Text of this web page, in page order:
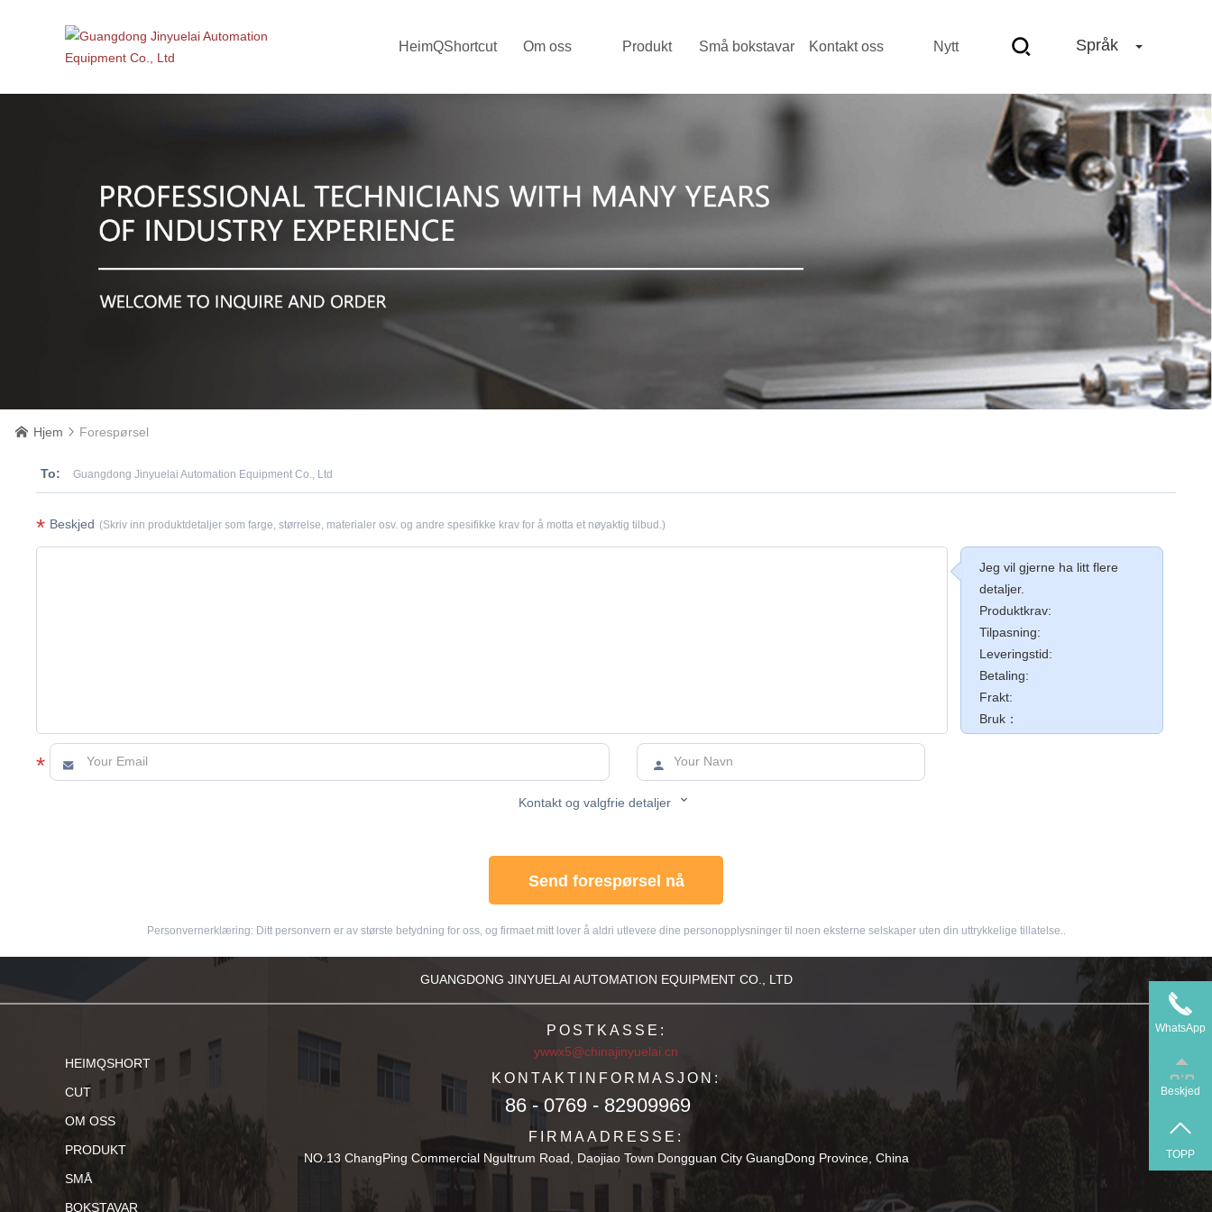
HeimQShortcut Om oss Produkt Små bokstavar Kontakt oss Nytt Språk
 Hjem  Forespørsel
To: Guangdong Jinyuelai Automation Equipment Co., Ltd
* Beskjed (Skriv inn produktdetaljer som farge, størrelse, materialer osv. og andre spesifikke krav for å motta et nøyaktig tilbud.)
Jeg vil gjerne ha litt flere
detaljer.
Produktkrav:
Tilpasning:
Leveringstid:
Betaling:
Frakt:
Bruk：
*  
Kontakt og valgfrie detaljer 
Send forespørsel nå
Personvernerklæring: Ditt personvern er av største betydning for oss, og firmaet mitt lover å aldri utlevere dine personopplysninger til noen eksterne selskaper uten din uttrykkelige tillatelse..
GUANGDONG JINYUELAI AUTOMATION EQUIPMENT CO., LTD
HEIMQSHORT
CUT
OM OSS
PRODUKT
SMÅ
BOKSTAVAR
POSTKASSE:
ywwx5@chinajinyuelai.cn
KONTAKTINFORMASJON:
86 - 0769 - 82909969
FIRMAADRESSE:
NO.13 ChangPing Commercial Ngultrum Road, Daojiao Town Dongguan City GuangDong Province, China
WhatsApp
Beskjed
TOPP